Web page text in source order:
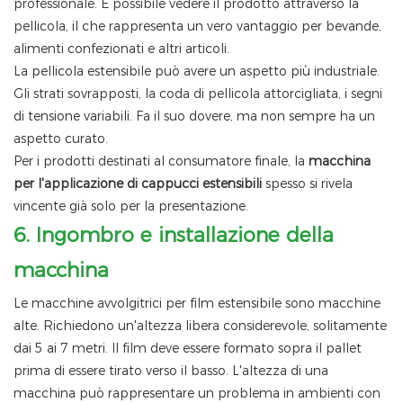
professionale. È possibile vedere il prodotto attraverso la
pellicola, il che rappresenta un vero vantaggio per bevande,
alimenti confezionati e altri articoli.
La pellicola estensibile può avere un aspetto più industriale.
Gli strati sovrapposti, la coda di pellicola attorcigliata, i segni
di tensione variabili. Fa il suo dovere, ma non sempre ha un
aspetto curato.
Per i prodotti destinati al consumatore finale, la macchina
per l'applicazione di cappucci estensibili spesso si rivela
vincente già solo per la presentazione.
6. Ingombro e installazione della
macchina
Le macchine avvolgitrici per film estensibile sono macchine
alte. Richiedono un'altezza libera considerevole, solitamente
dai 5 ai 7 metri. Il film deve essere formato sopra il pallet
prima di essere tirato verso il basso. L'altezza di una
macchina può rappresentare un problema in ambienti con